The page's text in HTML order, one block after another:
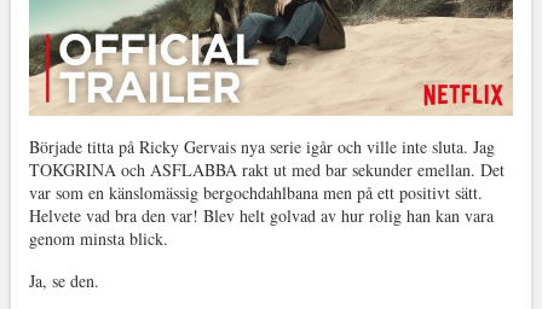
Började titta på Ricky Gervais nya serie igår och ville inte sluta. Jag
TOKGRINA och ASFLABBA rakt ut med bar sekunder emellan. Det
var som en känslomässig bergochdahlbana men på ett positivt sätt.
Helvete vad bra den var! Blev helt golvad av hur rolig han kan vara
genom minsta blick.
Ja, se den.